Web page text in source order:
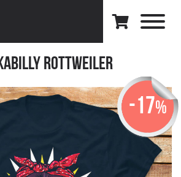
Rottweiler
-17%